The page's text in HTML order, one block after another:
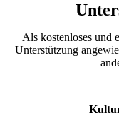
Als kostenloses und
Unterstützung